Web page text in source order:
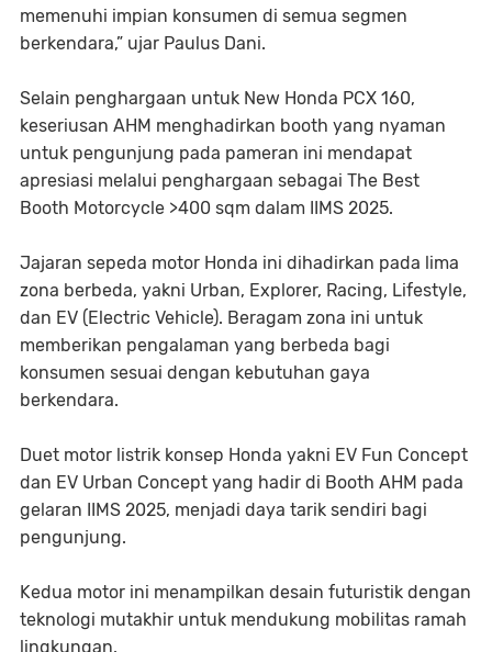
memenuhi impian konsumen di semua segmen
berkendara,” ujar Paulus Dani.
Selain penghargaan untuk New Honda PCX 160,
keseriusan AHM menghadirkan booth yang nyaman
untuk pengunjung pada pameran ini mendapat
apresiasi melalui penghargaan sebagai The Best
Booth Motorcycle >400 sqm dalam IIMS 2025.
Jajaran sepeda motor Honda ini dihadirkan pada lima
zona berbeda, yakni Urban, Explorer, Racing, Lifestyle,
dan EV (Electric Vehicle). Beragam zona ini untuk
memberikan pengalaman yang berbeda bagi
konsumen sesuai dengan kebutuhan gaya
berkendara.
Duet motor listrik konsep Honda yakni EV Fun Concept
dan EV Urban Concept yang hadir di Booth AHM pada
gelaran IIMS 2025, menjadi daya tarik sendiri bagi
pengunjung.
Kedua motor ini menampilkan desain futuristik dengan
teknologi mutakhir untuk mendukung mobilitas ramah
lingkungan.